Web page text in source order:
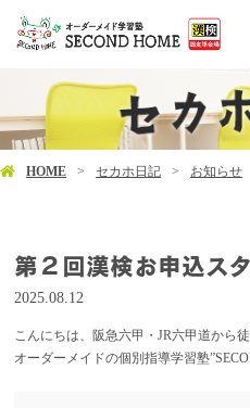
HOME セカホ日記 お知らせ
第２回漢検お申込ス
2025.08.12
こんにちは、阪急六甲・JR六甲道から徒
オーダーメイドの個別指導学習塾